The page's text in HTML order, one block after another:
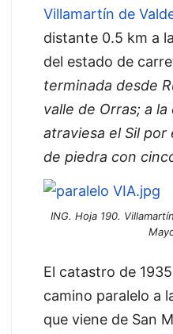
Villamartín de
distante 0.5 km a
del estado de
terminada desde
valle de Orras; a
atraviesa el Sil por
de piedra con
ING. Hoja 190.
El catastro de
camino paralelo a
que viene de San